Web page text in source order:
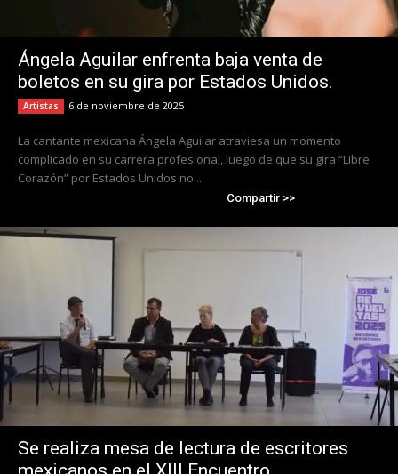
Ángela Aguilar enfrenta baja venta de
boletos en su gira por Estados Unidos.
Artistas 6 de noviembre de 2025
La cantante mexicana Ángela Aguilar atraviesa un momento
complicado en su carrera profesional, luego de que su gira “Libre
Corazón” por Estados Unidos no...
Compartir >>
Se realiza mesa de lectura de escritores